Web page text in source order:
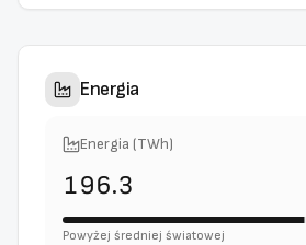
Energia
Energia (TWh)
196.3
Powyżej średniej światowej